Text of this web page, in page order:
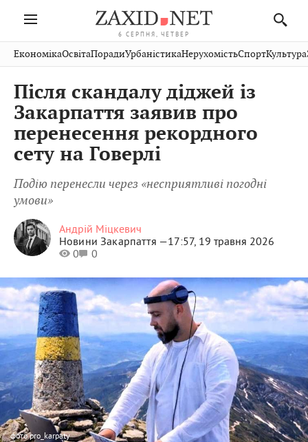
6 СЕРПНЯ, ЧЕТВЕР
Івано-
Франківськ
Волинь
Закарпаття
Рівне
Шептицький
Стрий
Хмельницький
Публікації
Авто СловкоКультура
Кіно Дім СпортКраєзнавство
ФотоОсвітаНерухомість
тварини
ЕкономікаОсвітаПорадиУрбаністикаНерухомістьСпортКультура
Після скандалу діджей із
Закарпаття заявив про
перенесення рекордного
сету на Говерлі
Подію перенесли через «несприятливі погодні
умови»
Андрій Міцкевич
Новини Закарпаття —17:57, 19 травня 2026
0
0
фотоpro_karpaty